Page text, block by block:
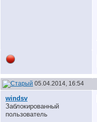
05.04.2014, 16:54
windsv
Заблокированный
пользователь